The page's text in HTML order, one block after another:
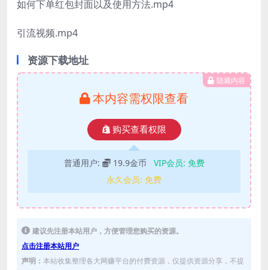
如何下单红包封面以及使用方法.mp4
引流视频.mp4
资源下载地址
隐藏内容
本内容需权限查看
购买查看权限
普通用户: 19.9金币 VIP会员: 免费
永久会员: 免费
建议先注册本站用户，方便管理您购买的资源。
点击注册本站用户
声明： 本站收集整理各大网赚平台的付费资源，仅提供资源分享，不提